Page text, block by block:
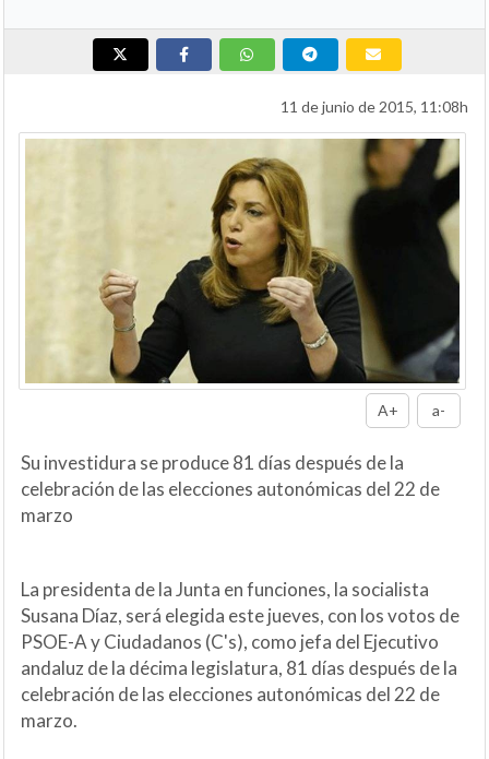
11 de junio de 2015, 11:08h
A+ a-
Su investidura se produce 81 días después de la
celebración de las elecciones autonómicas del 22 de
marzo
La presidenta de la Junta en funciones, la socialista
Susana Díaz, será elegida este jueves, con los votos de
PSOE-A y Ciudadanos (C's), como jefa del Ejecutivo
andaluz de la décima legislatura, 81 días después de la
celebración de las elecciones autonómicas del 22 de
marzo.